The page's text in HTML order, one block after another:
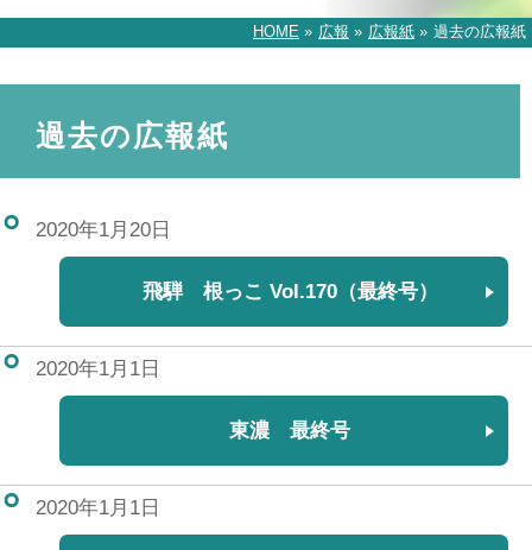
HOME » 広報 » 広報紙 » 過去の広報紙
過去の広報紙
2020年1月20日
飛騨 根っこ Vol.170（最終号）
2020年1月1日
東濃 最終号
2020年1月1日